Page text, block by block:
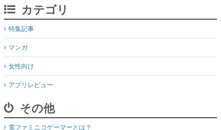
カテゴリ
特集記事
マンガ
女性向け
アプリレビュー
その他
電ファミニコゲーマーとは？